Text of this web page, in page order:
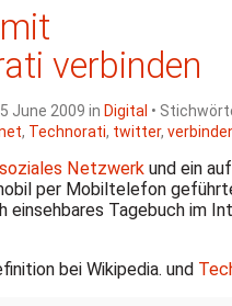
verbinden
June 2009 in Digital •
, Technorati, twitter,
soziales Netzwerk und ein
per Mobiltelefon
Tagebuch im
bei Wikipedia. und